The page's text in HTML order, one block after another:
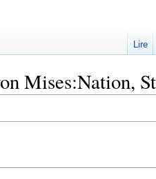
Mises:Nation,
Lire